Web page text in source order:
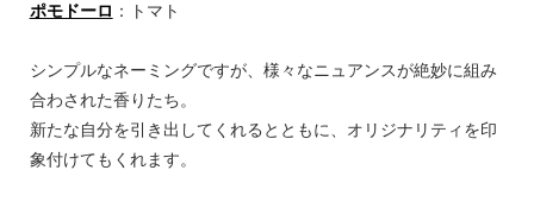
ポモドーロ ：トマト
シンプルなネーミングですが、様々なニュアンスが絶妙に組み
合わされた香りたち。
新たな自分を引き出してくれるとともに、オリジナリティを印
象付けてもくれます。